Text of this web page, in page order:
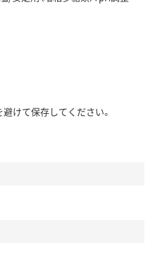
けて保存してください。